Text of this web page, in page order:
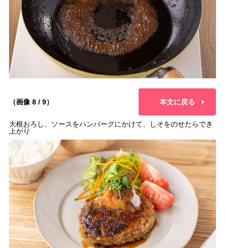
（画像 8 / 9） 本文に戻る
大根おろし、ソースをハンバーグにかけて、しそをのせたらでき
上がり